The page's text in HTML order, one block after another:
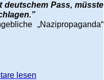
deutschem Pass, müsste
„Nazipropaganda“
lesen